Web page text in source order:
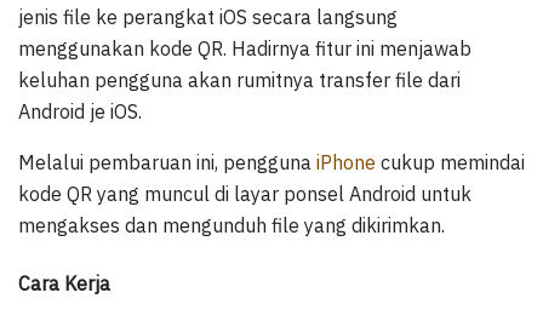
jenis file ke perangkat iOS secara langsung
menggunakan kode QR. Hadirnya fitur ini menjawab
keluhan pengguna akan rumitnya transfer file dari
Android je iOS.
Melalui pembaruan ini, pengguna iPhone cukup memindai
kode QR yang muncul di layar ponsel Android untuk
mengakses dan mengunduh file yang dikirimkan.
Cara Kerja